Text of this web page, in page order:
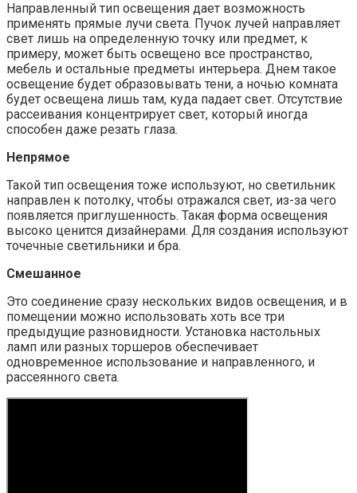
Направленный тип освещения дает возможность
применять прямые лучи света. Пучок лучей направляет
свет лишь на определенную точку или предмет, к
примеру, может быть освещено все пространство,
мебель и остальные предметы интерьера. Днем такое
освещение будет образовывать тени, а ночью комната
будет освещена лишь там, куда падает свет. Отсутствие
рассеивания концентрирует свет, который иногда
способен даже резать глаза.
Непрямое
Такой тип освещения тоже используют, но светильник
направлен к потолку, чтобы отражался свет, из-за чего
появляется приглушенность. Такая форма освещения
высоко ценится дизайнерами. Для создания используют
точечные светильники и бра.
Смешанное
Это соединение сразу нескольких видов освещения, и в
помещении можно использовать хоть все три
предыдущие разновидности. Установка настольных
ламп или разных торшеров обеспечивает
одновременное использование и направленного, и
рассеянного света.